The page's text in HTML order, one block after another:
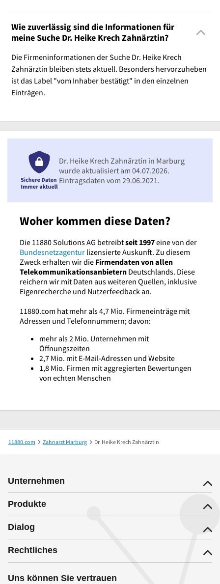
Wie zuverlässig sind die Informationen für
meine Suche Dr. Heike Krech Zahnärztin?
Die Firmeninformationen der Suche Dr. Heike Krech
Zahnärztin bleiben stets aktuell. Besonders hervorzuheben
ist das Label "vom Inhaber bestätigt" in den einzelnen
Einträgen.
Woher kommen diese Daten?
Die 11880 Solutions AG betreibtseit 1997eine von der
Bundesnetzagentur lizensierte Auskunft. Zu diesem
Zweck erhalten wir die Firmendaten von allen
Telekommunikationsanbietern Deutschlands. Diese
reichern wir mit Daten aus weiteren Quellen, inklusive
Eigenrecherche und Nutzerfeedback an.
11880.com hat mehr als 4,7 Mio. Firmeneinträge mit
Adressen und Telefonnummern; davon:
mehr als 2 Mio. Unternehmen mit
Öffnungszeiten
2,7 Mio. mit E-Mail-Adressen und Website
1,8 Mio. Firmen mit aggregierten Bewertungen
von echten Menschen
Dr. Heike Krech Zahnärztin in Marburg
wurde aktualisiert am 04.07.2026.
Eintragsdaten vom 29.06.2021.
11880.com Zahnarzt Marburg Dr. Heike Krech Zahnärztin
Unternehmen
Produkte
Dialog
Rechtliches
Uns können Sie vertrauen